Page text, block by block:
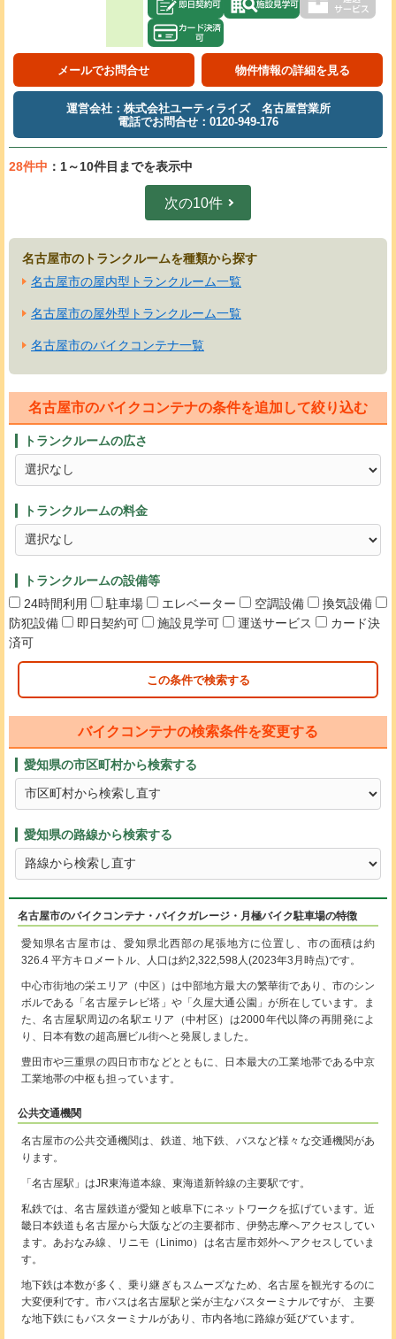
メールでお問合せ 物件情報の詳細を見る
運営会社：株式会社ユーティライズ 名古屋営業所
電話でお問合せ：0120-949-176
28件中 ：1～10件目までを表示中
次の10件
名古屋市のトランクルームを種類から探す
名古屋市の屋内型トランクルーム一覧
名古屋市の屋外型トランクルーム一覧
名古屋市のバイクコンテナ一覧
名古屋市のバイクコンテナの条件を追加して絞り込む
トランクルームの広さ
トランクルームの料金
トランクルームの設備等
24時間利用
駐車場 エレベーター 空調設備
換気設備
防犯設備
即日契約可 施設見学可 運送サービス
カード決
済可
この条件で検索する
バイクコンテナの検索条件を変更する
愛知県の市区町村から検索する
愛知県の路線から検索する
名古屋市のバイクコンテナ・バイクガレージ・月極バイク駐車場の特徴
愛知県名古屋市は、愛知県北西部の尾張地方に位置し、市の面積は約
326.4 平方キロメートル、人口は約2,322,598人(2023年3月時点)です。
中心市街地の栄エリア（中区）は中部地方最大の繁華街であり、市のシン
ボルである「名古屋テレビ塔」や「久屋大通公園」が所在しています。ま
た、名古屋駅周辺の名駅エリア（中村区）は2000年代以降の再開発によ
り、日本有数の超高層ビル街へと発展しました。
豊田市や三重県の四日市市などとともに、日本最大の工業地帯である中京
工業地帯の中枢も担っています。
公共交通機関
名古屋市の公共交通機関は、鉄道、地下鉄、バスなど様々な交通機関があ
ります。
「名古屋駅」はJR東海道本線、東海道新幹線の主要駅です。
私鉄では、名古屋鉄道が愛知と岐阜下にネットワークを拡げています。近
畿日本鉄道も名古屋から大阪などの主要都市、伊勢志摩へアクセスしてい
ます。あおなみ線、リニモ（Linimo）は名古屋市郊外へアクセスしていま
す。
地下鉄は本数が多く、乗り継ぎもスムーズなため、名古屋を観光するのに
大変便利です。市バスは名古屋駅と栄が主なバスターミナルですが、 主要
な地下鉄にもバスターミナルがあり、市内各地に路線が延びています。